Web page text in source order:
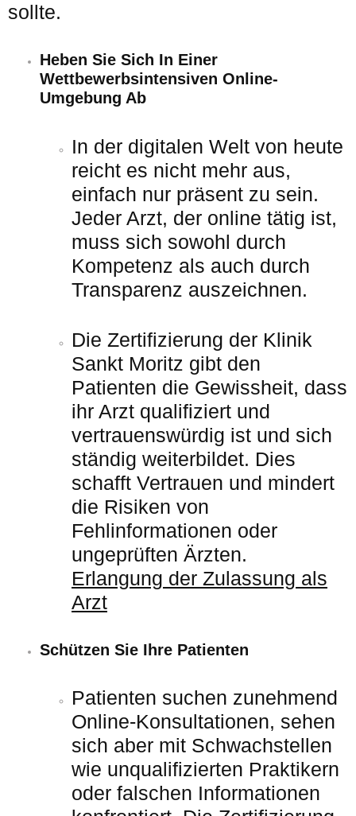
sollte.
Heben Sie Sich In Einer
Wettbewerbsintensiven Online-
Umgebung Ab
In der digitalen Welt von heute
reicht es nicht mehr aus,
einfach nur präsent zu sein.
Jeder Arzt, der online tätig ist,
muss sich sowohl durch
Kompetenz als auch durch
Transparenz auszeichnen.
Die Zertifizierung der Klinik
Sankt Moritz gibt den
Patienten die Gewissheit, dass
ihr Arzt qualifiziert und
vertrauenswürdig ist und sich
ständig weiterbildet. Dies
schafft Vertrauen und mindert
die Risiken von
Fehlinformationen oder
ungeprüften Ärzten.
Erlangung der Zulassung als
Arzt
Schützen Sie Ihre Patienten
Patienten suchen zunehmend
Online-Konsultationen, sehen
sich aber mit Schwachstellen
wie unqualifizierten Praktikern
oder falschen Informationen